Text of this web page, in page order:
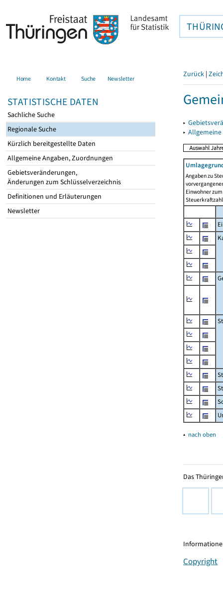
Home Kontakt Suche Newsletter
STATISTISCHE DATEN
Sachliche Suche
Regionale Suche
Kürzlich bereitgestellte Daten
Allgemeine Angaben, Zuordnungen
Gebietsveränderungen,
Änderungen zum Schlüsselverzeichnis
Definitionen und Erläuterungen
Newsletter
Zurück |
▸
▸
Angaben zu
Einwohner
▴ nach oben
Das
Copyright